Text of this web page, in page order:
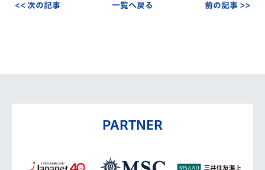
<< 次の記事 一覧へ戻る 前の記事 >>
PARTNER